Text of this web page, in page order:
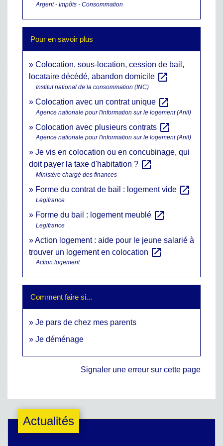
Argent - Impôts - Consommation
Pour en savoir plus
Colocation, sous-location, cession de bail,
locataire décédé, abandon domicile open_in_new
Institut national de la consommation (INC)
Colocation avec un contrat unique open_in_new
Agence nationale pour l'information sur le logement (Anil)
Colocation avec plusieurs contrats open_in_new
Agence nationale pour l'information sur le logement (Anil)
Je vis en colocation ou en concubinage, qui
doit payer la taxe d'habitation ? open_in_new
Ministère chargé des finances
Forme du contrat de bail : logement vide open_in_new
Legifrance
Forme du bail : logement meublé open_in_new
Legifrance
Action logement : aide pour le jeune salarié à
trouver un logement en colocation open_in_new
Action logement
Comment faire si...
Je pars de chez mes parents
Je déménage
Signaler une erreur sur cette page
Actualités